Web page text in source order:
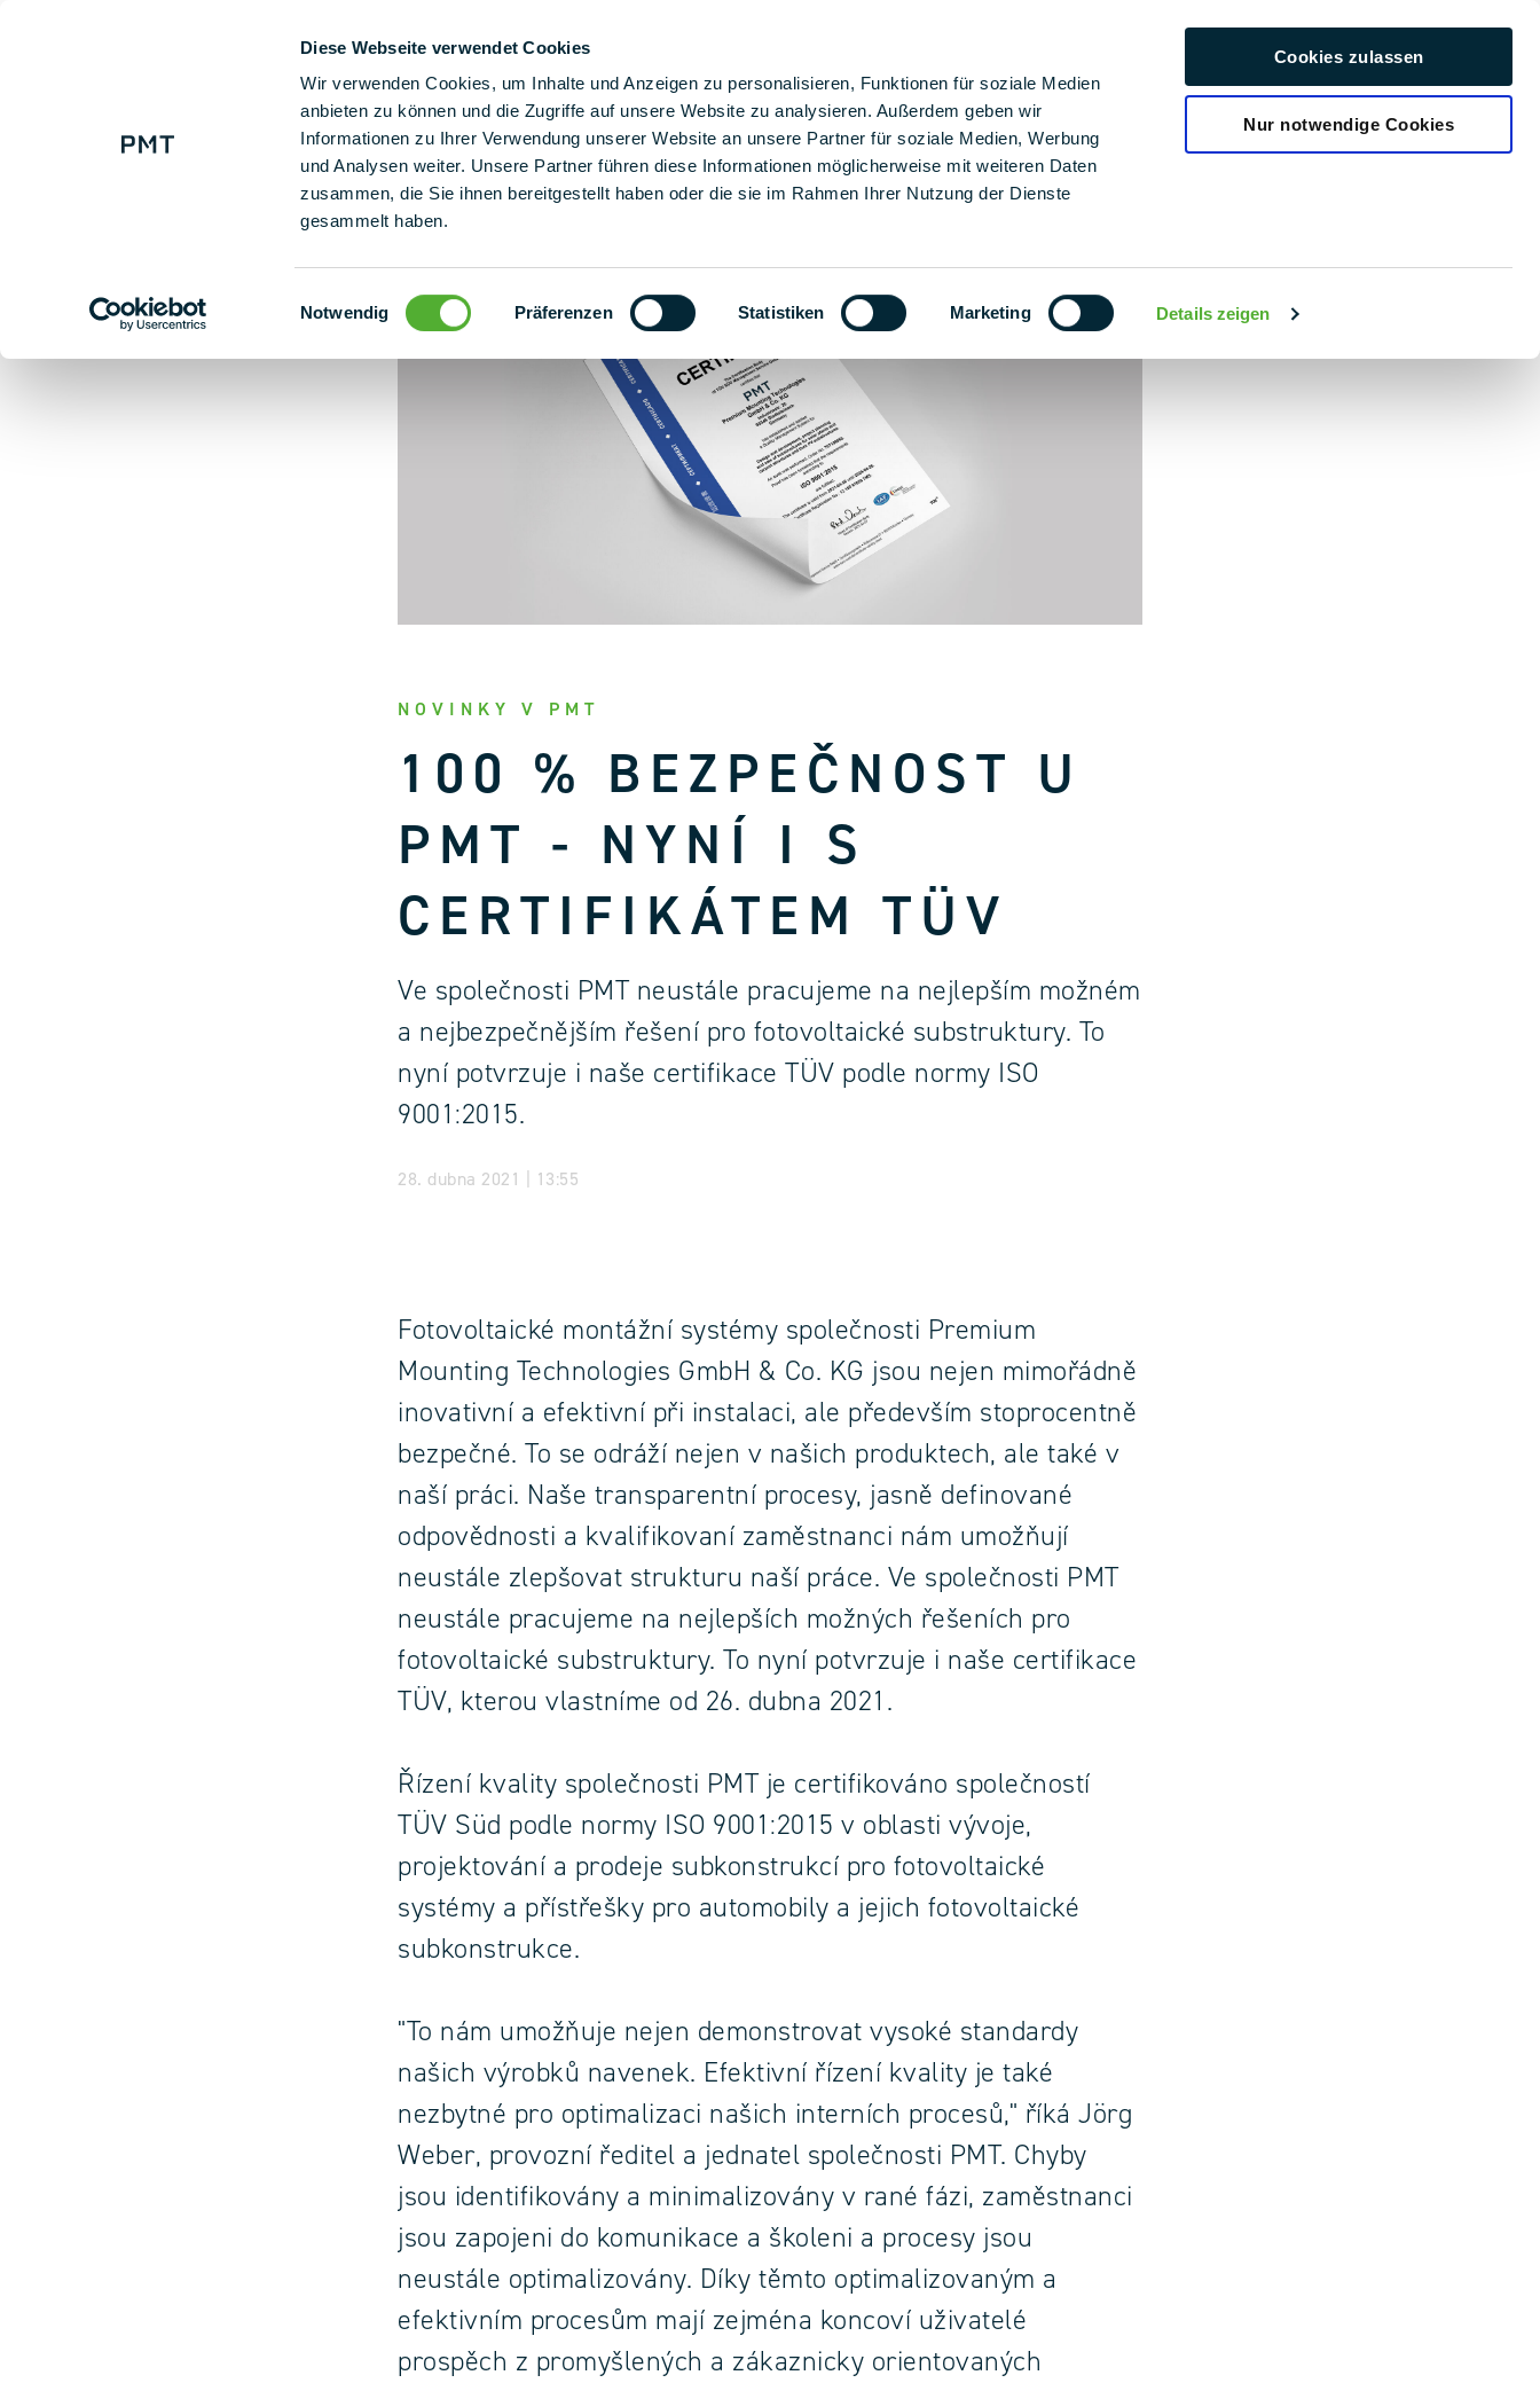
Diese Webseite verwendet Cookies
Wir verwenden Cookies, um Inhalte und Anzeigen zu personalisieren, Funktionen für soziale Medien
anbieten zu können und die Zugriffe auf unsere Website zu analysieren. Außerdem geben wir
Informationen zu Ihrer Verwendung unserer Website an unsere Partner für soziale Medien, Werbung
und Analysen weiter. Unsere Partner führen diese Informationen möglicherweise mit weiteren Daten
zusammen, die Sie ihnen bereitgestellt haben oder die sie im Rahmen Ihrer Nutzung der Dienste
gesammelt haben.
Einwilligungsauswahl
Notwendig Präferenzen Statistiken Marketing Details zeigen
Cookies zulassen
Nur notwendige Cookies
+ 49 (0) 9225 95500 Naše montážní řešení
100 % bezpečnost u PMT - nyní i s certifikátem TÜV
NOVINKY V PMT
100 % BEZPEČNOST U
PMT - NYNÍ I S
CERTIFIKÁTEM TÜV
Ve společnosti PMT neustále pracujeme na nejlepším možném
a nejbezpečnějším řešení pro fotovoltaické substruktury. To
nyní potvrzuje i naše certifikace TÜV podle normy ISO
9001:2015.
28. dubna 2021 | 13:55
Fotovoltaické montážní systémy společnosti Premium
Mounting Technologies GmbH & Co. KG jsou nejen mimořádně
inovativní a efektivní při instalaci, ale především stoprocentně
bezpečné. To se odráží nejen v našich produktech, ale také v
naší práci. Naše transparentní procesy, jasně definované
odpovědnosti a kvalifikovaní zaměstnanci nám umožňují
neustále zlepšovat strukturu naší práce. Ve společnosti PMT
neustále pracujeme na nejlepších možných řešeních pro
fotovoltaické substruktury. To nyní potvrzuje i naše certifikace
TÜV, kterou vlastníme od 26. dubna 2021.
Řízení kvality společnosti PMT je certifikováno společností
TÜV Süd podle normy ISO 9001:2015 v oblasti vývoje,
projektování a prodeje subkonstrukcí pro fotovoltaické
systémy a přístřešky pro automobily a jejich fotovoltaické
subkonstrukce.
"To nám umožňuje nejen demonstrovat vysoké standardy
našich výrobků navenek. Efektivní řízení kvality je také
nezbytné pro optimalizaci našich interních procesů," říká Jörg
Weber, provozní ředitel a jednatel společnosti PMT. Chyby
jsou identifikovány a minimalizovány v rané fázi, zaměstnanci
jsou zapojeni do komunikace a školeni a procesy jsou
neustále optimalizovány. Díky těmto optimalizovaným a
efektivním procesům mají zejména koncoví uživatelé
prospěch z promyšlených a zákaznicky orientovaných